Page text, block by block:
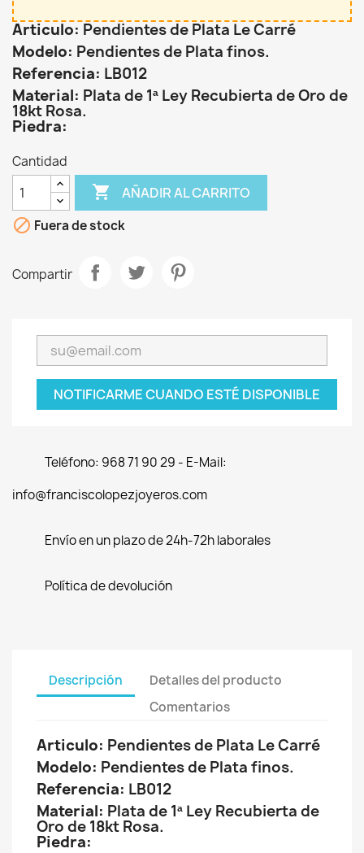
Articulo: Pendientes de Plata Le Carré
Modelo: Pendientes de Plata finos.
Referencia: LB012
Material: Plata de 1ª Ley Recubierta de Oro de
18kt Rosa.
Piedra:
Cantidad
 AÑADIR AL CARRITO
 Fuera de stock
Compartir
NOTIFICARME CUANDO ESTÉ DISPONIBLE
Teléfono: 968 71 90 29 - E-Mail:
info@franciscolopezjoyeros.com
Envío en un plazo de 24h-72h laborales
Política de devolución
Descripción
Detalles del producto
Comentarios
Articulo: Pendientes de Plata Le Carré
Modelo: Pendientes de Plata finos.
Referencia: LB012
Material: Plata de 1ª Ley Recubierta de
Oro de 18kt Rosa.
Piedra: